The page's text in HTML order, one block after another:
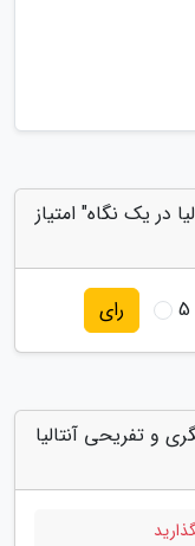
در یک نگاه" امتیاز
5 رای
و تفریحی آنتالیا